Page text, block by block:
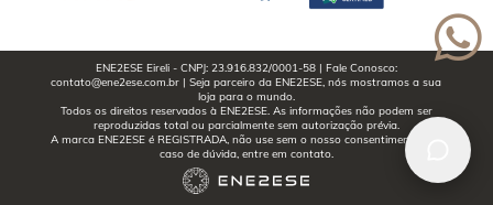
ENE2ESE Eireli - CNPJ: 23.916.832/0001-58 | Fale Conosco:
contato@ene2ese.com.br | Seja parceiro da ENE2ESE, nós mostramos a sua
loja para o mundo.
Todos os direitos reservados à ENE2ESE. As informações não podem ser
reproduzidas total ou parcialmente sem autorização prévia.
A marca ENE2ESE é REGISTRADA, não use sem o nosso consentimento. Em
caso de dúvida, entre em contato.